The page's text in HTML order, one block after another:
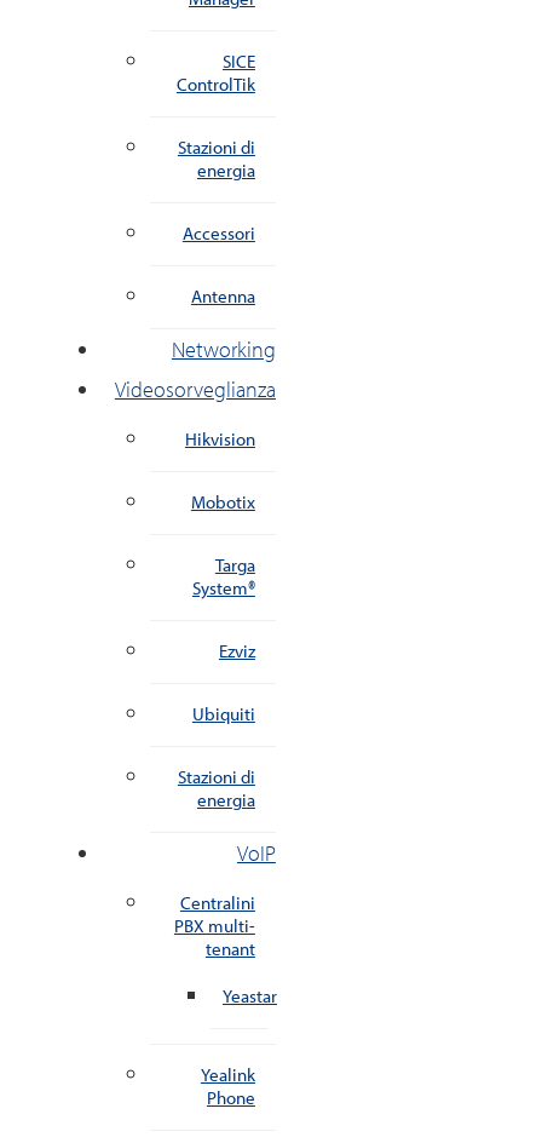
SICE
ControlTik
Stazioni di
energia
Accessori
Antenna
Networking
Videosorveglianza
Hikvision
Mobotix
Targa
System®
Ezviz
Ubiquiti
Stazioni di
energia
VoIP
Centralini
PBX multi-
tenant
Yeastar
Yealink
Phone